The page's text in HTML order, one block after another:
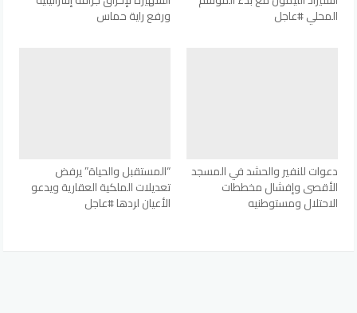
المحلي #عاجل ورفع راية حماس
دعوات للنفير والحشد في المسجد
الأقصى وإفشال مخططات
الاحتلال ومستوطنيه
“المستقبل والحياة” يرفض
تعديلات الملكية العقارية ويدعو
الأعيان لردها #عاجل